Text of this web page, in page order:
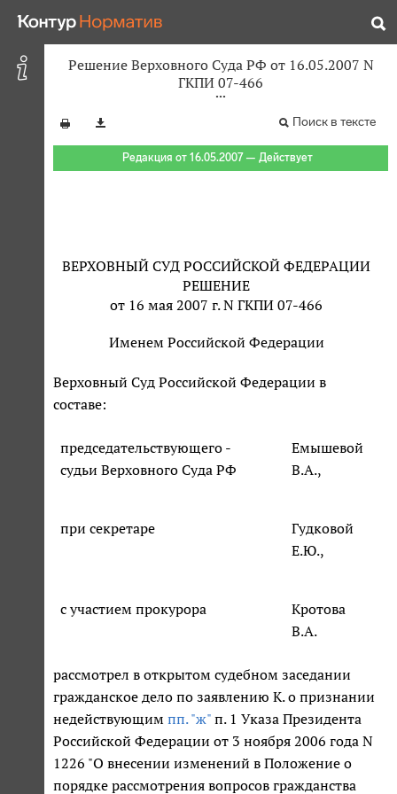
Решение Верховного Суда РФ от 16.05.2007 N
ГКПИ 07-466
Поиск в тексте
Редакция от 16.05.2007 — Действует
ВЕРХОВНЫЙ СУД РОССИЙСКОЙ ФЕДЕРАЦИИ
РЕШЕНИЕ
от 16 мая 2007 г. N ГКПИ 07-466
Именем Российской Федерации
Верховный Суд Российской Федерации в
составе:
председательствующего -
судьи Верховного Суда РФ
Емышевой
В.А.,
при секретаре
Гудковой
Е.Ю.,
с участием прокурора
Кротова
В.А.
рассмотрел в открытом судебном заседании
гражданское дело по заявлению К. о признании
недействующим пп. "ж" п. 1 Указа Президента
Российской Федерации от 3 ноября 2006 года N
1226 "О внесении изменений в Положение о
порядке рассмотрения вопросов гражданства